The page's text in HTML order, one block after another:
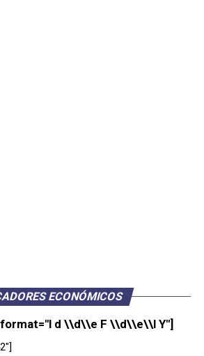
ECONÓMICOS
d \\d\\e F \\d\\e\\l Y"]